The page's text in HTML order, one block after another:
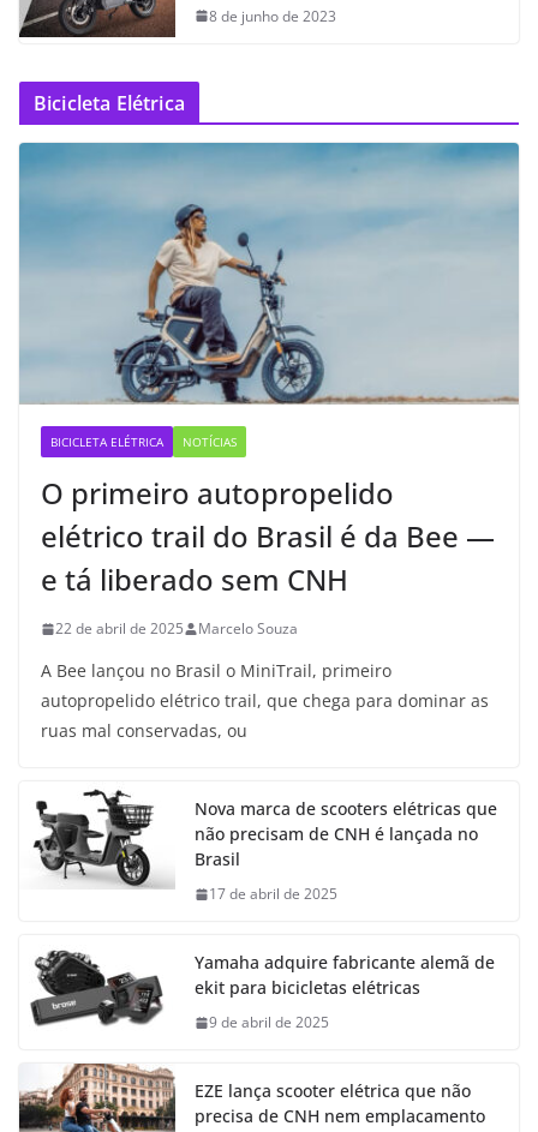
8 de junho de 2023
Bicicleta Elétrica
BICICLETA ELÉTRICA NOTÍCIAS
O primeiro autopropelido
elétrico trail do Brasil é da Bee —
e tá liberado sem CNH
22 de abril de 2025 Marcelo Souza
A Bee lançou no Brasil o MiniTrail, primeiro
autopropelido elétrico trail, que chega para dominar as
ruas mal conservadas, ou
Nova marca de scooters elétricas que
não precisam de CNH é lançada no
Brasil
17 de abril de 2025
Yamaha adquire fabricante alemã de
ekit para bicicletas elétricas
9 de abril de 2025
EZE lança scooter elétrica que não
precisa de CNH nem emplacamento